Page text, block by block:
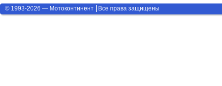
© 1993-2026 — Мотоконтинент Все права защищены